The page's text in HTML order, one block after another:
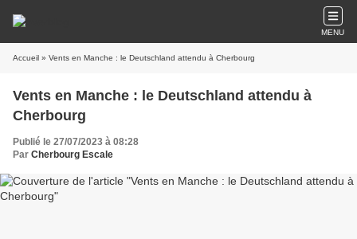
MENU
Accueil » Vents en Manche : le Deutschland attendu à Cherbourg
Vents en Manche : le Deutschland attendu à
Cherbourg
Publié le 27/07/2023 à 08:28
Par Cherbourg Escale